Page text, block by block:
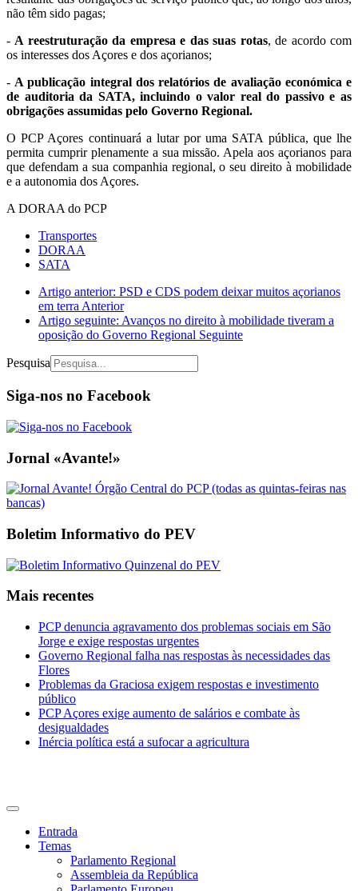
não têm sido pagas;
-A reestruturação da empresa e das suas rotas, de acordo com
os interesses dos Açores e dos açorianos;
-A publicação integral dos relatórios de avaliação económica e
de auditoria da SATA, incluindo o valor real do passivo e as
obrigações assumidas pelo Governo Regional.
O PCP Açores continuará a lutar por uma SATA pública, que lhe
permita cumprir plenamente a sua missão. Apela aos açorianos para
que defendam a sua companhia regional, o seu direito à mobilidade
e a autonomia dos Açores.
A DORAA do PCP
Transportes
DORAA
SATA
Artigo anterior: PSD e CDS podem deixar muitos açorianos
em terraAnterior
Artigo seguinte: Avanços no direito à mobilidade tiveram a
oposição do Governo Regional Seguinte
Pesquisa
Siga-nos no Facebook
Jornal «Avante!»
Boletim Informativo do PEV
Mais recentes
PCP denuncia agravamento dos problemas sociais em São
Jorge e exige respostas urgentes
Governo Regional falha nas respostas às necessidades das
Flores
Problemas da Graciosa exigem respostas e investimento
público
PCP Açores exige aumento de salários e combate às
desigualdades
Inércia política está a sufocar a agricultura
Entrada
Temas
Parlamento Regional
Assembleia da República